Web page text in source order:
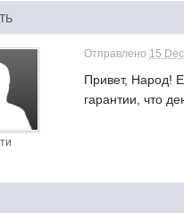
Отправлено 15
Привет, Народ!
гарантии, что